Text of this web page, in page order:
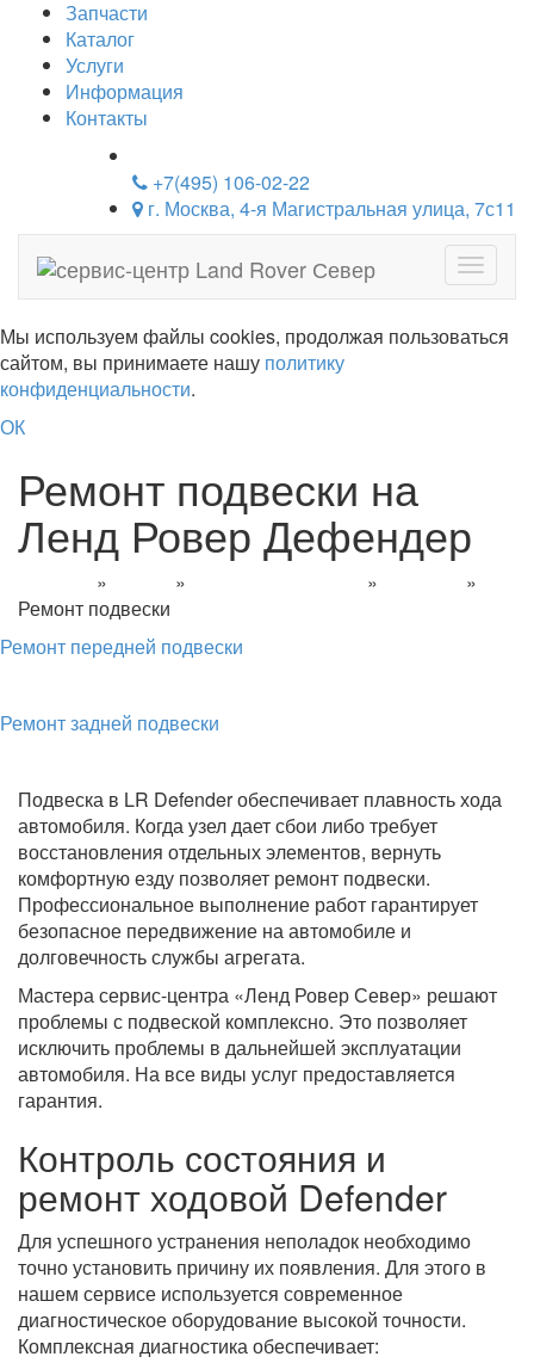
Запчасти
Каталог
Услуги
Информация
Контакты
+7(495) 106-02-22
г. Москва, 4-я Магистральная улица, 7с11
Мы используем файлы cookies, продолжая пользоваться
сайтом, вы принимаете нашу политику
конфиденциальности.
ОК
Ремонт подвески на
Ленд Ровер Дефендер
» » »
»
Ремонт подвески
Ремонт передней подвески
Ремонт задней подвески
Подвеска в LR Defender обеспечивает плавность хода
автомобиля. Когда узел дает сбои либо требует
восстановления отдельных элементов, вернуть
комфортную езду позволяет ремонт подвески.
Профессиональное выполнение работ гарантирует
безопасное передвижение на автомобиле и
долговечность службы агрегата.
Мастера сервис-центра «Ленд Ровер Север» решают
проблемы с подвеской комплексно. Это позволяет
исключить проблемы в дальнейшей эксплуатации
автомобиля. На все виды услуг предоставляется
гарантия.
Контроль состояния и
ремонт ходовой Defender
Для успешного устранения неполадок необходимо
точно установить причину их появления. Для этого в
нашем сервисе используется современное
диагностическое оборудование высокой точности.
Комплексная диагностика обеспечивает: